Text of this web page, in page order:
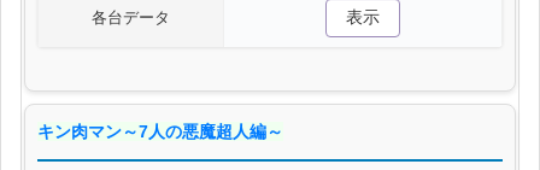
各台データ 表示
キン肉マン～7人の悪魔超人編～